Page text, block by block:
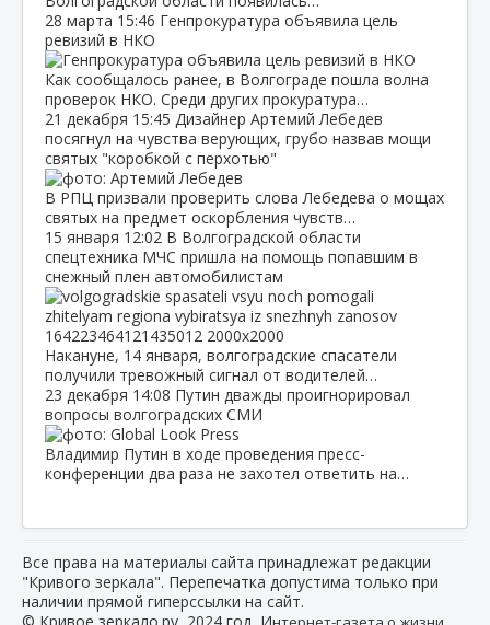
28 марта 15:46 Генпрокуратура объявила цель
ревизий в НКО
Как сообщалось ранее, в Волгограде пошла волна
проверок НКО. Среди других прокуратура…
21 декабря 15:45 Дизайнер Артемий Лебедев
посягнул на чувства верующих, грубо назвав мощи
святых "коробкой с перхотью"
В РПЦ призвали проверить слова Лебедева о мощах
святых на предмет оскорбления чувств…
15 января 12:02 В Волгоградской области
спецтехника МЧС пришла на помощь попавшим в
снежный плен автомобилистам
Накануне, 14 января, волгоградские спасатели
получили тревожный сигнал от водителей…
23 декабря 14:08 Путин дважды проигнорировал
вопросы волгоградских СМИ
Владимир Путин в ходе проведения пресс-
конференции два раза не захотел ответить на…
Все права на материалы сайта принадлежат редакции
"Кривого зеркала". Перепечатка допустима только при
наличии прямой гиперссылки на сайт.